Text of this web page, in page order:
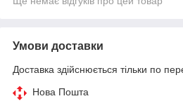
Умови доставки
Доставка здійснюється тільки по
Нова Пошта